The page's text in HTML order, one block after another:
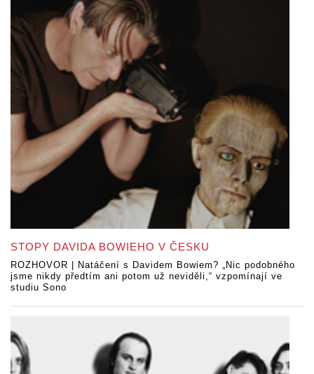
STOPY DAVIDA BOWIEHO V ČESKU
ROZHOVOR | Natáčení s Davidem Bowiem? „Nic podobného
jsme nikdy předtím ani potom už neviděli,“ vzpomínají ve
studiu Sono